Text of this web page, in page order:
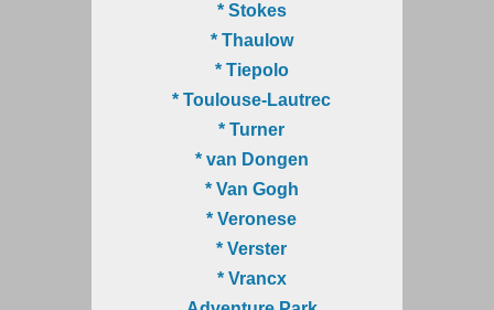
* Stokes
* Thaulow
* Tiepolo
* Toulouse-Lautrec
* Turner
* van Dongen
* Van Gogh
* Veronese
* Verster
* Vrancx